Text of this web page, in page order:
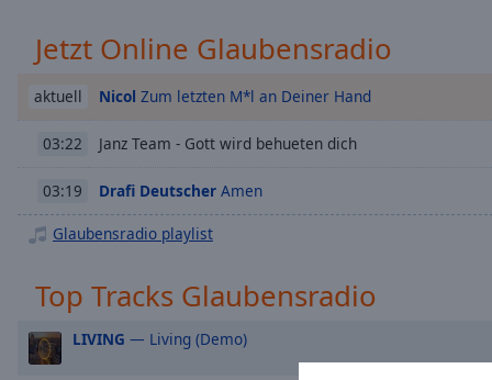
Subtitles
subtitles
opens
subtitles
settings
dialog
selected
Audio
Track
Jetzt Online Glaubensradio
aktuell Nicol Zum letzten M*l an Deiner Hand
03:22 Janz Team - Gott wird behueten dich
03:19 Drafi Deutscher Amen
Glaubensradio playlist
Top Tracks Glaubensradio
LIVING — Living (Demo)